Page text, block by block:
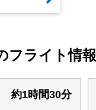
フライト情報
約1時間30分